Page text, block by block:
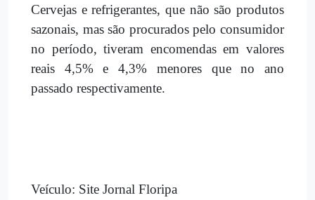
Cervejas e refrigerantes, que não são produtos
sazonais, mas são procurados pelo consumidor
no período, tiveram encomendas em valores
reais 4,5% e 4,3% menores que no ano
passado respectivamente.
Veículo: Site Jornal Floripa